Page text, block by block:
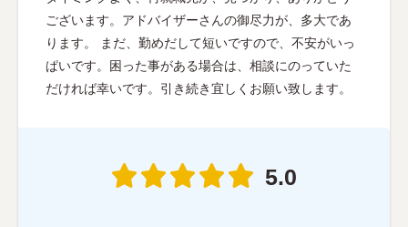
ございます。アドバイザーさんの御尽力が、多大であ
ります。 まだ、勤めだして短いですので、不安がいっ
ぱいです。困った事がある場合は、相談にのっていた
だければ幸いです。引き続き宜しくお願い致します。
5.0